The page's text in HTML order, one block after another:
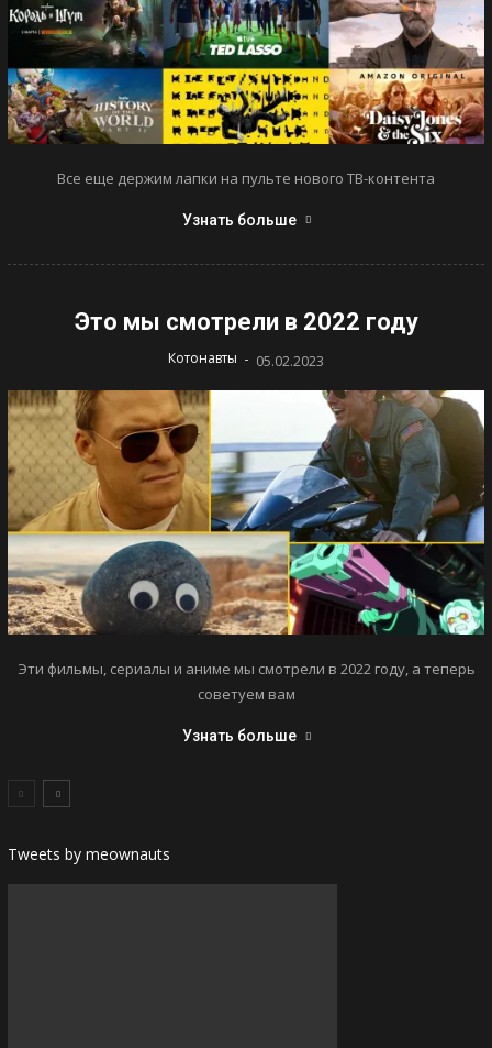
Все еще держим лапки на пульте нового ТВ-контента
Узнать больше
Это мы смотрели в 2022 году
Котонавты - 05.02.2023
Эти фильмы, сериалы и аниме мы смотрели в 2022 году, а теперь
советуем вам
Узнать больше
Tweets by meownauts